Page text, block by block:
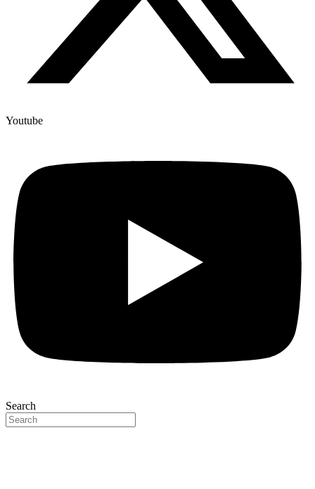
Youtube
Search